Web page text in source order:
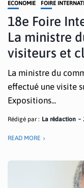
ECONOMIE FOIRE
18e Foire
La ministre
visiteurs et
La ministre du
effectué une visite
Expositions...
Rédigé par : La rédaction
READ MORE